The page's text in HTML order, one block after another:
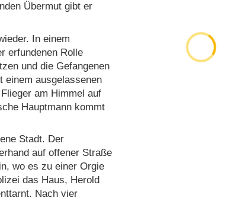
Übermut gibt er
In einem
erfundenen Rolle
und die Gefangenen
einem ausgelassenen
am Himmel auf
Hauptmann kommt
Stadt. Der
auf offener Straße
wo es zu einer Orgie
das Haus, Herold
Nach vier